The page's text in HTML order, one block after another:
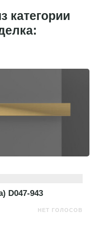
категории
D047-943
НЕТ ГОЛОСОВ